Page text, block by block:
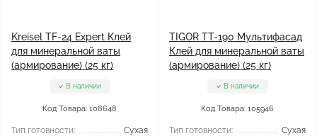
Kreisel TF-24 Expert Клей
для минеральной ваты
(армирование) (25 кг)
В наличии
Код Товара: 108648
Тип готовности:
Сухая
TIGOR TT-190 Мультифасад
Клей для минеральной ваты
(армирование) (25 кг)
В наличии
Код Товара: 105946
Тип готовности:
Сухая